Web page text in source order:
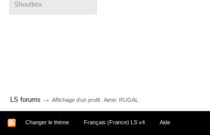
Shoutbox
LS forums → Affichage d'un profil : Aime: RUGAL
Changer le thème Français (France) LS v4 Aide